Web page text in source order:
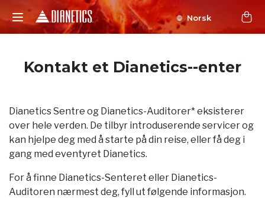
Norsk
Kontakt et Dianetics--enter
Dianetics Sentre og Dianetics-Auditorer* eksisterer
over hele verden. De tilbyr introduserende servicer og
kan hjelpe deg med å starte på din reise, eller få deg i
gang med eventyret Dianetics.
For å finne Dianetics-Senteret eller Dianetics-
Auditoren nærmest deg, fyll ut følgende informasjon.